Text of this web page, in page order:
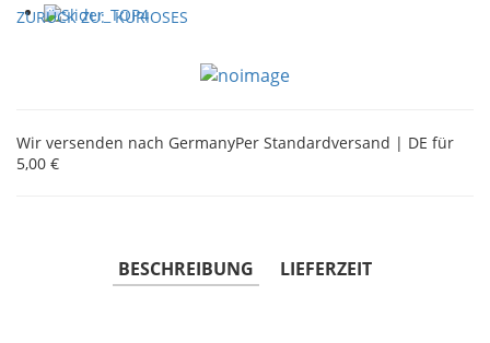
ZURÜCK ZU: KURIOSES
Wir versenden nach GermanyPer Standardversand | DE für
5,00 €
BESCHREIBUNG LIEFERZEIT